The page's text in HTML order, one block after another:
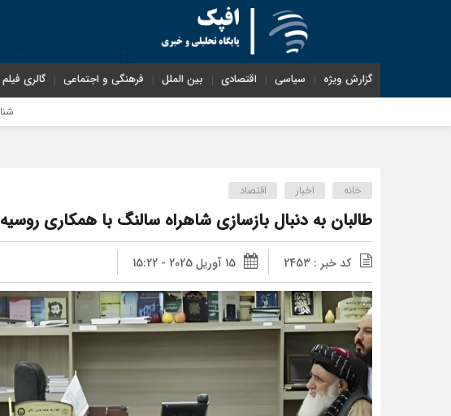
گزارش ویژه سیاسی اقتصادی بین الملل فرهنگی و اجتماعی گالری فیلم
خانه اخبار اقتصاد
طالبان به دنبال بازسازی شاهراه سالنگ با همکاری روسیه
کد خبر : 2453 15 آوریل 2025 - 15:22